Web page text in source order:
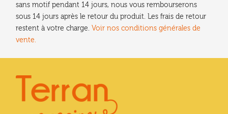
sans motif pendant 14 jours, nous vous rembourserons
sous 14 jours après le retour du produit. Les frais de retour
restent à votre charge. Voir nos conditions générales de
vente.